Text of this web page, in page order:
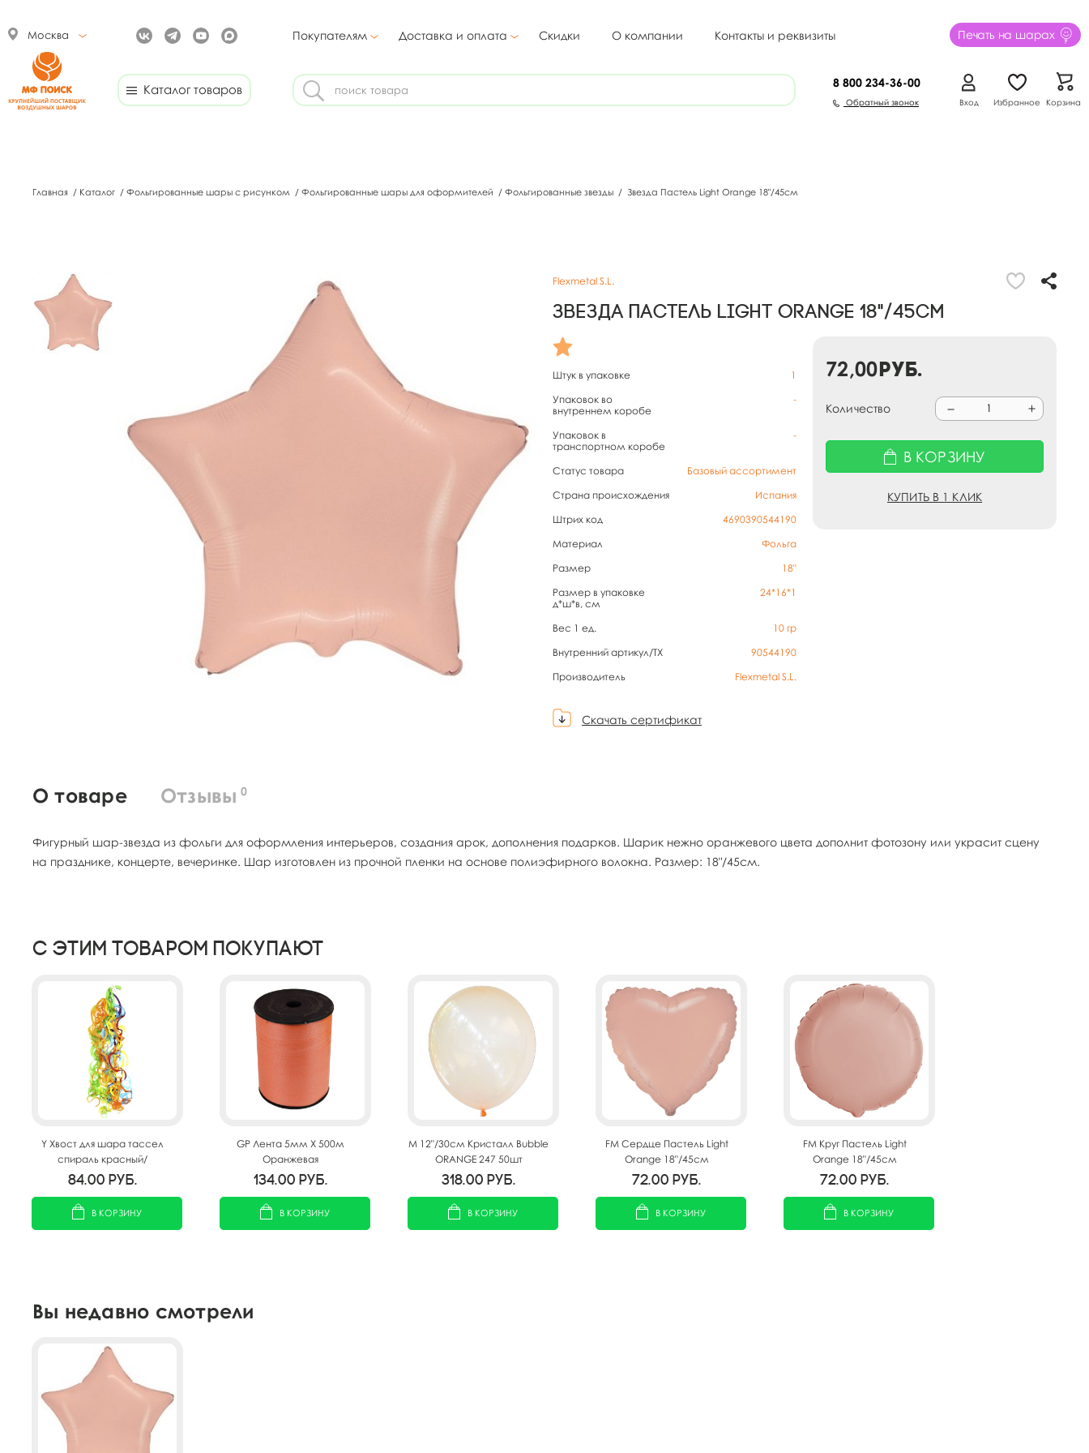
Москва Покупателям Доставка и оплата Скидки О компании Контакты и реквизиты Печать на шарах
Каталог товаров 8 800 234-36-00
Обратный звонок Вход Избранное Корзина
Главная / Каталог / Фольгированные шары с рисунком / Фольгированные шары для оформителей / Фольгированные звезды / Звезда Пастель Light Orange 18"/45см
Flexmetal S.L.
Звезда Пастель Light Orange 18"/45см
Штук в упаковке
1
Упаковок во
внутреннем коробе
-
Упаковок в
транспортном коробе
-
Статус товара
Базовый ассортимент
Страна происхождения
Испания
Штрих код
4690390544190
Материал
Фольга
Размер
18"
Размер в упаковке
д*ш*в, см
24*16*1
Вес 1 ед. 10 гр
Внутренний артикул/TX
90544190
Производитель
Flexmetal S.L.
Скачать сертификат
72,00руб.
Количество
В КОРЗИНУ
КУПИТЬ В 1 КЛИК
О товаре Отзывы 0
Фигурный шар-звезда из фольги для оформления интерьеров, создания арок, дополнения подарков. Шарик нежно оранжевого цвета дополнит фотозону или украсит сцену
на празднике, концерте, вечеринке. Шар изготовлен из прочной пленки на основе полиэфирного волокна. Размер: 18"/45см.
С этим товаром покупают
Y Хвост для шара тассел
спираль красный/
оранжевый/желтый 100см
84.00 руб.
В КОРЗИНУ
GP Лента 5мм X 500м
Оранжевая
134.00 руб.
В КОРЗИНУ
M 12"/30см Кристалл Bubble
ORANGE 247 50шт
318.00 руб.
В КОРЗИНУ
FM Сердце Пастель Light
Orange 18"/45см
72.00 руб.
В КОРЗИНУ
FM Круг Пастель Light
Orange 18"/45см
72.00 руб.
В КОРЗИНУ
Вы недавно смотрели